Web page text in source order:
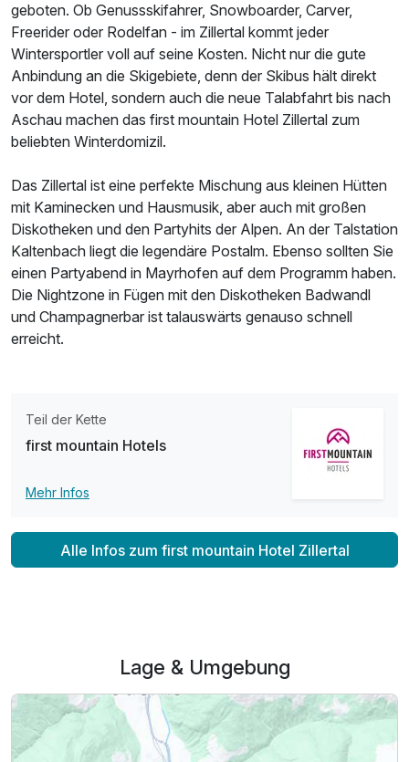
geboten. Ob Genussskifahrer, Snowboarder, Carver,
Freerider oder Rodelfan - im Zillertal kommt jeder
Wintersportler voll auf seine Kosten. Nicht nur die gute
Anbindung an die Skigebiete, denn der Skibus hält direkt
vor dem Hotel, sondern auch die neue Talabfahrt bis nach
Aschau machen das first mountain Hotel Zillertal zum
beliebten Winterdomizil.
Das Zillertal ist eine perfekte Mischung aus kleinen Hütten
mit Kaminecken und Hausmusik, aber auch mit großen
Diskotheken und den Partyhits der Alpen. An der Talstation
Kaltenbach liegt die legendäre Postalm. Ebenso sollten Sie
einen Partyabend in Mayrhofen auf dem Programm haben.
Die Nightzone in Fügen mit den Diskotheken Badwandl
und Champagnerbar ist talauswärts genauso schnell
erreicht.
Teil der Kette
first mountain Hotels
Mehr Infos
Alle Infos zum first mountain Hotel Zillertal
Lage & Umgebung